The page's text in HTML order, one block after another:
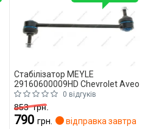
Стабілізатор MEYLE
29160600009HD Chevrolet Aveo
0 відгуків
853грн.
790 грн. відправка завтра